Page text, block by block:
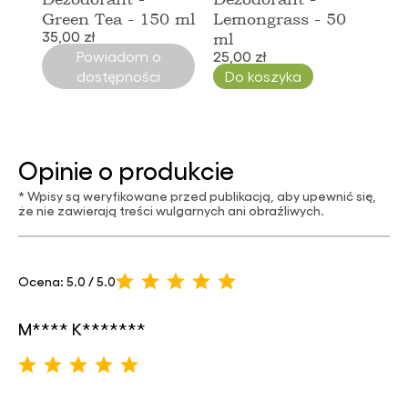
Green Tea - 150 ml
35,00 zł
Powiadom o
dostępności
Lemongrass - 50
ml
25,00 zł
Do koszyka
Opinie o produkcie
* Wpisy są weryfikowane przed publikacją, aby upewnić się,
że nie zawierają treści wulgarnych ani obraźliwych.
Ocena: 5.0 / 5.0
M**** K*******